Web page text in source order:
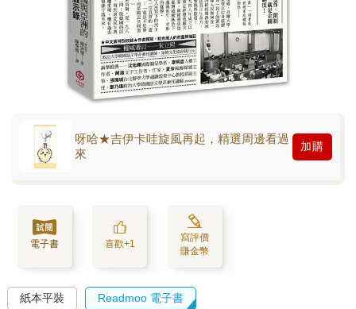
呀哈★吉伊卡哇旋風再起，精選周邊看過
來
加購
電子書 喜歡+1
寫評價
賺金幣
紙本平裝 Readmoo 電子書